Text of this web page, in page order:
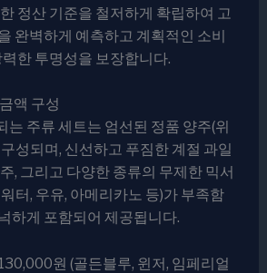
정산 기준을 철저하게 확립하여 고
완벽하게 예측하고 계획적인 소비
한 투명성을 보장합니다.
액 구성
는 주류 세트는 엄선된 정품 양주(위
성되며, 신선하고 푸짐한 계절 과일
, 그리고 다양한 종류의 무제한 믹서
터, 우유, 아메리카노 등)가 부족함
하게 포함되어 제공됩니다.
원 (골든블루, 윈저, 임페리얼